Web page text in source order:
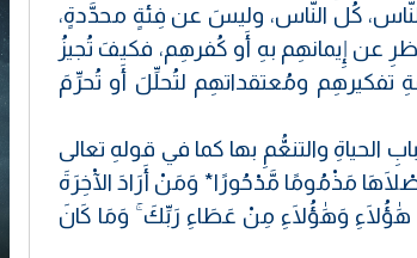
كُل النَّاس، وليسَ عن فِئةٍ محدَّدةٍ،
عن إِيمانهِم بهِ أَو كُفرهِم، فكيفَ تُجيزُ
ومُعتقداتهِم لتُحلِّلَ أَو تُحرِّمَ
الحياةِ والتنعُّمِ بها كما في قولهِ تعالى
مَذْمُومًا مَّدْحُورًا* وَمَنْ أَرَادَ الْآخِرَةَ
وَهَٰؤُلَاءِ مِنْ عَطَاءِ رَبِّكَ ۚ وَمَا كَانَ